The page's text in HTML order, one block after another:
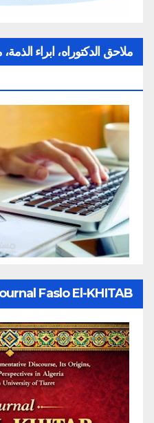
ملاحق الدكتوراه، ابراء
Journal Faslo El-KHITAB